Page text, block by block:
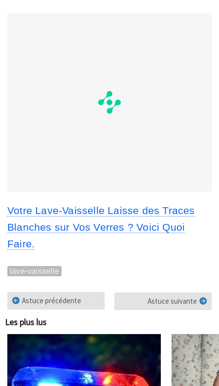
Votre Lave-Vaisselle Laisse des Traces
Blanches sur Vos Verres ? Voici Quoi
Faire.
lave-vaisselle
Astuce précédente Astuce suivante
Les plus lus